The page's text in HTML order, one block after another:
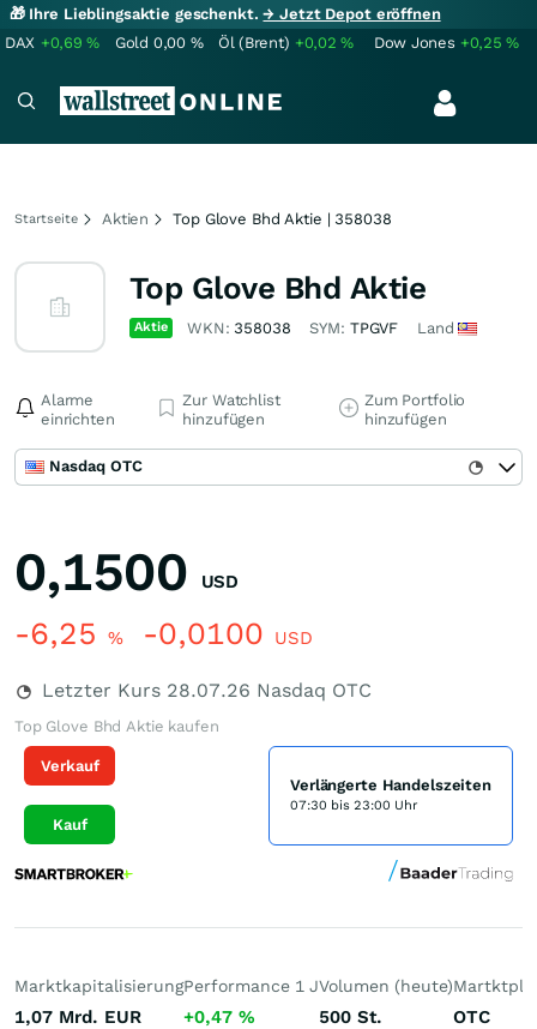
🎁 Ihre Lieblingsaktie geschenkt.→ Jetzt Depot eröffnen
DAX +0,69% Gold 0,00 % Öl (Brent) +0,02% Dow Jones +0,25%
Startseite Aktien Top Glove Bhd Aktie | 358038
Top Glove Bhd Aktie
Aktie WKN: 358038 SYM: TPGVF Land
Alarme
einrichten
Zur Watchlist
hinzufügen
Zum Portfolio
hinzufügen
Nasdaq OTC
0,1500 USD
-6,25 % -0,0100 USD
Letzter Kurs 28.07.26 Nasdaq OTC
Top Glove Bhd Aktie kaufen
Verkauf
Kauf
Verlängerte Handelszeiten
07:30 bis 23:00 Uhr
Marktkapitalisierung
1,07 Mrd. EUR
Performance 1 J
+0,47 %
Volumen (heute)
500 St. OTC